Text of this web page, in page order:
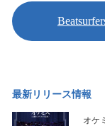
最新リリース情報
オケ